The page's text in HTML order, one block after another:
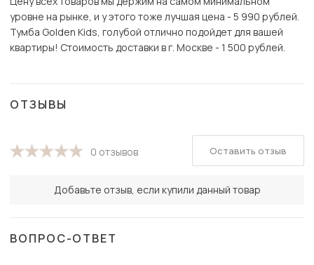
уровне на рынке, и у этого тоже лучшая цена - 5 990 рублей.
Тумба Golden Kids, голубой отлично подойдет для вашей
квартиры! Стоимость доставки в г. Москве - 1 500 рублей.
ОТЗЫВЫ
0 отзывов
Добавьте отзыв, если купили данный товар
Оставить отзыв
ВОПРОС-ОТВЕТ